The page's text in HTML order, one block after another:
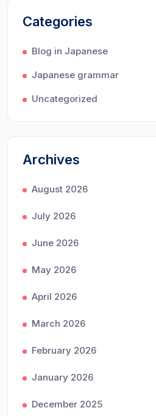
Categories
Blog in Japanese
Japanese grammar
Uncategorized
Archives
August 2026
July 2026
June 2026
May 2026
April 2026
March 2026
February 2026
January 2026
December 2025